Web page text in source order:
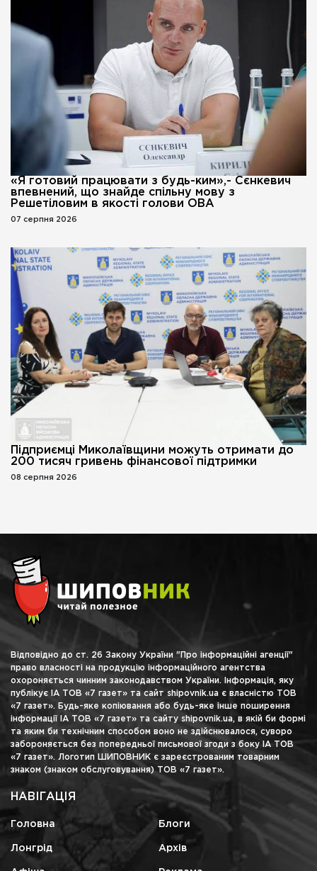
«Я готовий працювати з будь-ким»,- Сєнкевич
впевнений, що знайде спільну мову з
Решетіловим в якості голови ОВА
07 серпня 2026
Підприємці Миколаївщини можуть отримати до
200 тисяч гривень фінансової підтримки
08 серпня 2026
Відповідно до ст. 26 Закону України "Про інформаційні агенції"
право власності на продукцію інформаційного агентства
охороняється чинним законодавством України. Інформація, яку
публікує ІА ТОВ «7 газет» та сайт shipovnik.ua є власністю ТОВ
«7 газет». Будь-яке копіювання або будь-яке інше поширення
інформації ІА ТОВ «7 газет» та сайту shipovnik.ua, в якій би формі
та яким би технічним способом воно не здійснювалося, суворо
забороняється без попередньої письмової згоди з боку ІА ТОВ
«7 газет». Логотип ШИПОВНИК є зареєстрованим товарним
знаком (знаком обслуговування) ТОВ «7 газет».
НАВІГАЦІЯ
Головна Блоги
Лонгрід Архів